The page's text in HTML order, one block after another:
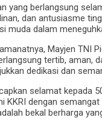
yang berlangsung
dan antusiasme
muda dalam
Mayjen TNI
tertib, aman,
dedikasi dan
selamat kepada
KKRI dengan
bekal berharga